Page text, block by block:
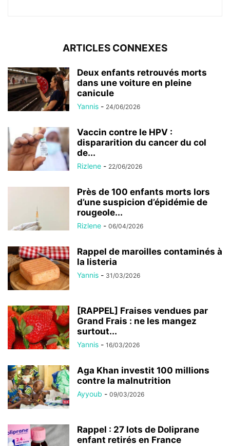
ARTICLES CONNEXES
Deux enfants retrouvés morts
dans une voiture en pleine
canicule
Yannis - 24/06/2026
Vaccin contre le HPV :
dispararition du cancer du col
de...
Rizlene - 22/06/2026
Près de 100 enfants morts lors
d’une suspicion d’épidémie de
rougeole...
Rizlene - 06/04/2026
Rappel de maroilles contaminés à
la listeria
Yannis - 31/03/2026
[RAPPEL] Fraises vendues par
Grand Frais : ne les mangez
surtout...
Yannis - 16/03/2026
Aga Khan investit 100 millions
contre la malnutrition
Ayyoub - 09/03/2026
Rappel : 27 lots de Doliprane
enfant retirés en France